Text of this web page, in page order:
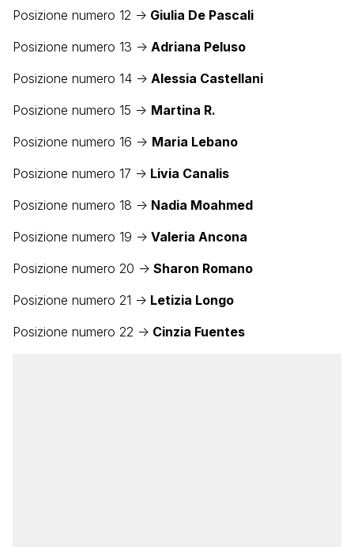
Posizione numero 12 -> Giulia De Pascali
Posizione numero 13 -> Adriana Peluso
Posizione numero 14 -> Alessia Castellani
Posizione numero 15 -> Martina R.
Posizione numero 16 -> Maria Lebano
Posizione numero 17 -> Livia Canalis
Posizione numero 18 -> Nadia Moahmed
Posizione numero 19 -> Valeria Ancona
Posizione numero 20 -> Sharon Romano
Posizione numero 21 -> Letizia Longo
Posizione numero 22 -> Cinzia Fuentes